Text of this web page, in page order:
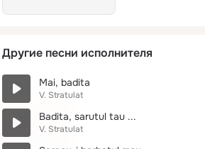
Другие песни исполнителя
Mai, badita
V. Stratulat
Badita, sarutul tau ...
V. Stratulat